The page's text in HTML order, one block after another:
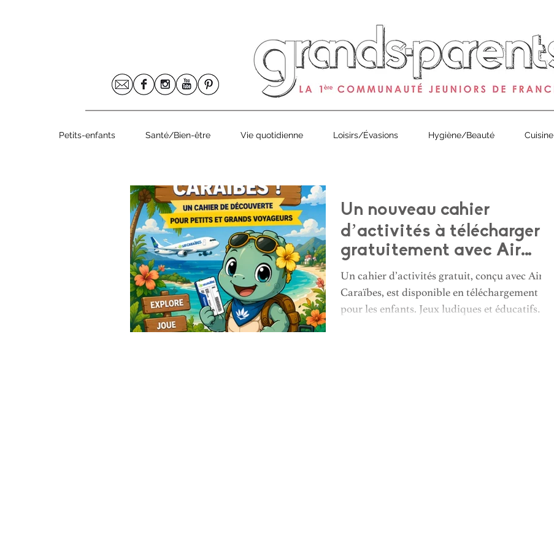
Petits-enfants Santé/Bien-être Vie quotidienne Loisirs/Évasions Hygiène/Beauté Cuisine
Un nouveau cahier
d’activités à télécharger
gratuitement avec Air
Caraïbes !
Un cahier d’activités gratuit, conçu avec Air
Caraïbes, est disponible en téléchargement
pour les enfants. Jeux ludiques et éducatifs